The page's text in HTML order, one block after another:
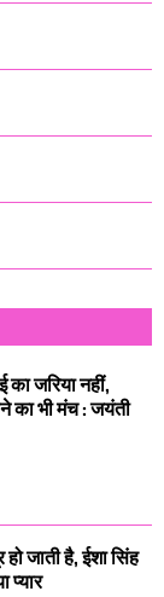
जरिया नहीं,
का भी मंच : जयंती
जाती है, ईशा सिंह
प्यार